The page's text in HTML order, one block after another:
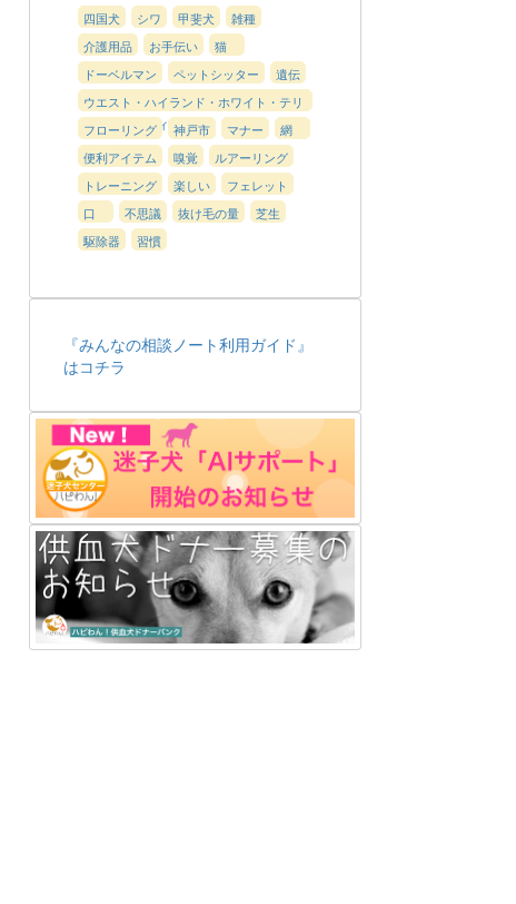
四国犬
シワ 甲斐犬
雑種
介護用品
お手伝い
猫
ドーベルマン
ペットシッター
遺伝
ウエスト・ハイランド・ホワイト・テリ
ア（ウエスティ）
フローリング 神戸市 マナー
網
便利アイテム
嗅覚
ルアーリング
トレーニング
楽しい
フェレット
口
不思議 抜け毛の量
芝生
駆除器
習慣
『みんなの相談ノート利用ガイド』
はコチラ